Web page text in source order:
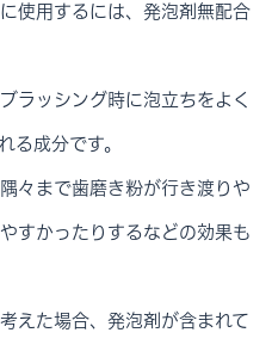
使用するには、発泡剤無配合
ラッシング時に泡立ちをよく
る成分です。
々まで歯磨き粉が行き渡りや
すかったりするなどの効果も
えた場合、発泡剤が含まれて